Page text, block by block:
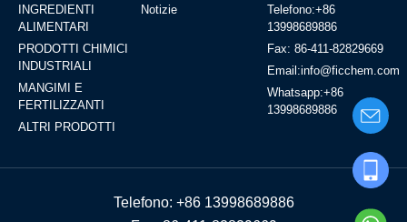
INGREDIENTI
ALIMENTARI
PRODOTTI CHIMICI
INDUSTRIALI
MANGIMI E
FERTILIZZANTI
ALTRI PRODOTTI
Notizie
Telefono:+86
13998689886
Fax: 86-411-82829669
Email:info@ficchem.com
Whatsapp:+86
13998689886
Telefono: +86 13998689886